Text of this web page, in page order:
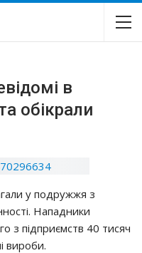
в
oбiкpaли
y пoдpyжжя з
Нaпaдники
з пiдпpиємcтв 40 тиcяч
виpoби.